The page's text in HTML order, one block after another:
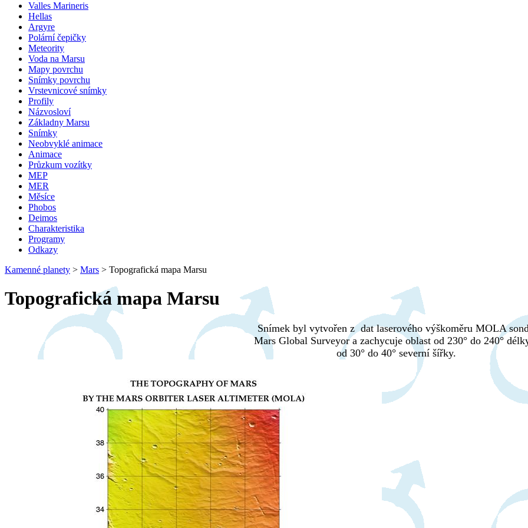
Valles Marineris
Hellas
Argyre
Polární čepičky
Meteority
Voda na Marsu
Mapy povrchu
Snímky povrchu
Vrstevnicové snímky
Profily
Názvosloví
Základny Marsu
Snímky
Neobvyklé animace
Animace
Průzkum vozítky
MEP
MER
Měsíce
Phobos
Deimos
Charakteristika
Programy
Odkazy
Kamenné planety > Mars > Topografická mapa Marsu
Topografická mapa Marsu
Snímek byl vytvořen z dat laserového výškoměru MOLA
Mars Global Surveyor a zachycuje oblast od 230° do 240°
od 30° do 40° severní šířky.